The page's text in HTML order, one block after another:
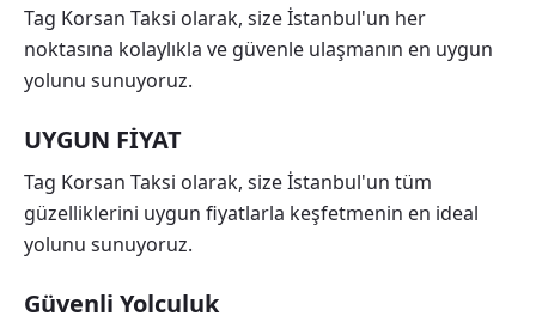
Tag Korsan Taksi olarak, size İstanbul'un her
noktasına kolaylıkla ve güvenle ulaşmanın en uygun
yolunu sunuyoruz.
UYGUN FİYAT
Tag Korsan Taksi olarak, size İstanbul'un tüm
güzelliklerini uygun fiyatlarla keşfetmenin en ideal
yolunu sunuyoruz.
Güvenli Yolculuk